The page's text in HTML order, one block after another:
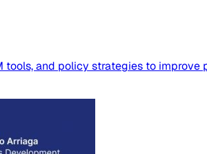
tools, and policy strategies to